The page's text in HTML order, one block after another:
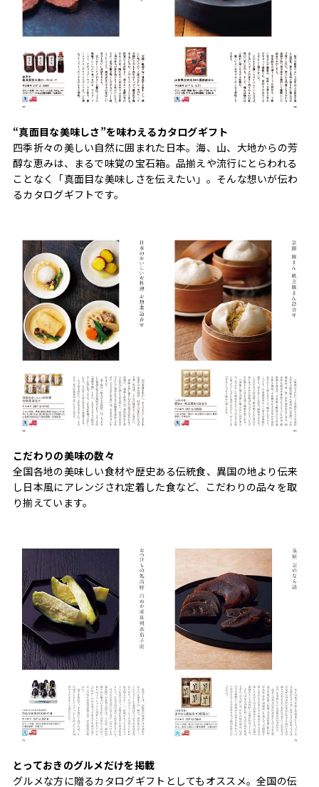
“真面目な美味しさ”を味わえるカタログギフト
四季折々の美しい自然に囲まれた日本。海、山、大地からの芳
醇な恵みは、まるで味覚の宝石箱。品揃えや流行にとらわれる
ことなく「真面目な美味しさを伝えたい」。そんな想いが伝わ
るカタログギフトです。
こだわりの美味の数々
全国各地の美味しい食材や歴史ある伝統食、異国の地より伝来
し日本風にアレンジされ定着した食など、こだわりの品々を取
り揃えています。
とっておきのグルメだけを掲載
グルメな方に贈るカタログギフトとしてもオススメ。全国の伝